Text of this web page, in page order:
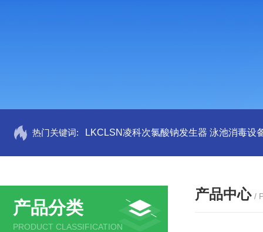
热门关键词: LKCLSN凌科次氯酸钠发生器 泳池消毒设
产品分类
PRODUCT CLASSIFICATION
产品中心 /